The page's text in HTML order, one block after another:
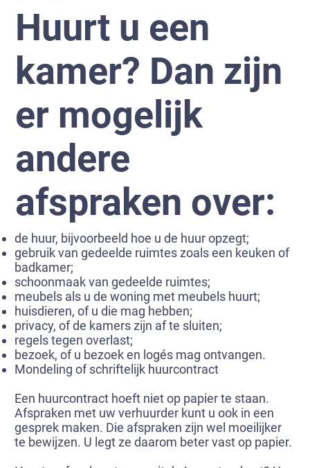
Huurt u een
kamer? Dan zijn
er mogelijk
andere
afspraken over:
de huur, bijvoorbeeld hoe u de huur opzegt;
gebruik van gedeelde ruimtes zoals een keuken of
badkamer;
schoonmaak van gedeelde ruimtes;
meubels als u de woning met meubels huurt;
huisdieren, of u die mag hebben;
privacy, of de kamers zijn af te sluiten;
regels tegen overlast;
bezoek, of u bezoek en logés mag ontvangen.
Mondeling of schriftelijk huurcontract
Een huurcontract hoeft niet op papier te staan.
Afspraken met uw verhuurder kunt u ook in een
gesprek maken. Die afspraken zijn wel moeilijker
te bewijzen. U legt ze daarom beter vast op papier.